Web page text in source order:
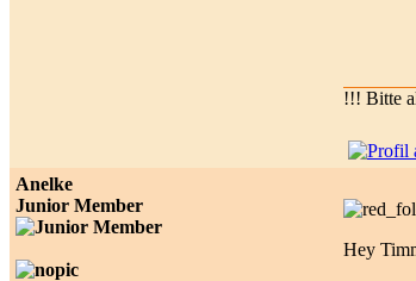
!!! Bitte
Anelke
Junior Member
Hey